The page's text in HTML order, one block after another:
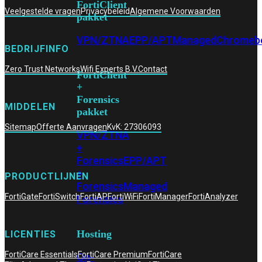
FortiClient
pakket
VPN/ZTNAEPP/APTManaged
FortiClient
+
Forensics
pakket
VPN/ZTNA
+
ForensicsEPP/APT
+
ForensicsManaged
Forensics
Hosting
On-
Veelgestelde vragenPrivacybeleidAlgemene Voorwaarden
BEDRIJFINFO
Zero Trust NetworksWifi Experts B.V.Contact
MIDDELEN
SitemapOfferte AanvragenKvK: 27306093
PRODUCTLIJNEN
FortiGateFortiSwitchFortiAPFortiWiFiFortiManagerFortiAnalyzer
LICENTIES
FortiCare EssentialsFortiCare PremiumFortiCare